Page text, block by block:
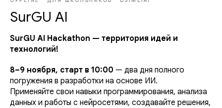
SurGU AI
SurGU AI Hackathon — территория идей и
технологий!
8–9 ноября, старт в 10:00 — два дня полного
погружения в разработки на основе ИИ.
Применяйте свои навыки программирования, анализа
данных и работы с нейросетями, создавайте решения,